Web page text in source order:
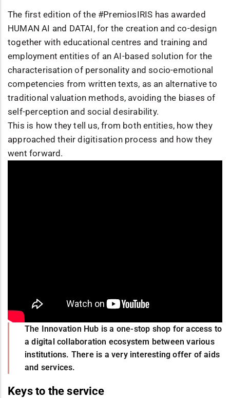
The first edition of the #PremiosIRIS has awarded
HUMAN AI and DATAI, for the creation and co-design
together with educational centres and training and
employment entities of an AI-based solution for the
characterisation of personality and socio-emotional
competencies from written texts, as an alternative to
traditional valuation methods, avoiding the biases of
self-perception and social desirability.
This is how they tell us, from both entities, how they
approached their digitisation process and how they
went forward.
The Innovation Hub is a one-stop shop for access to
a digital collaboration ecosystem between various
institutions. There is a very interesting offer of aids
and services.
Keys to the service